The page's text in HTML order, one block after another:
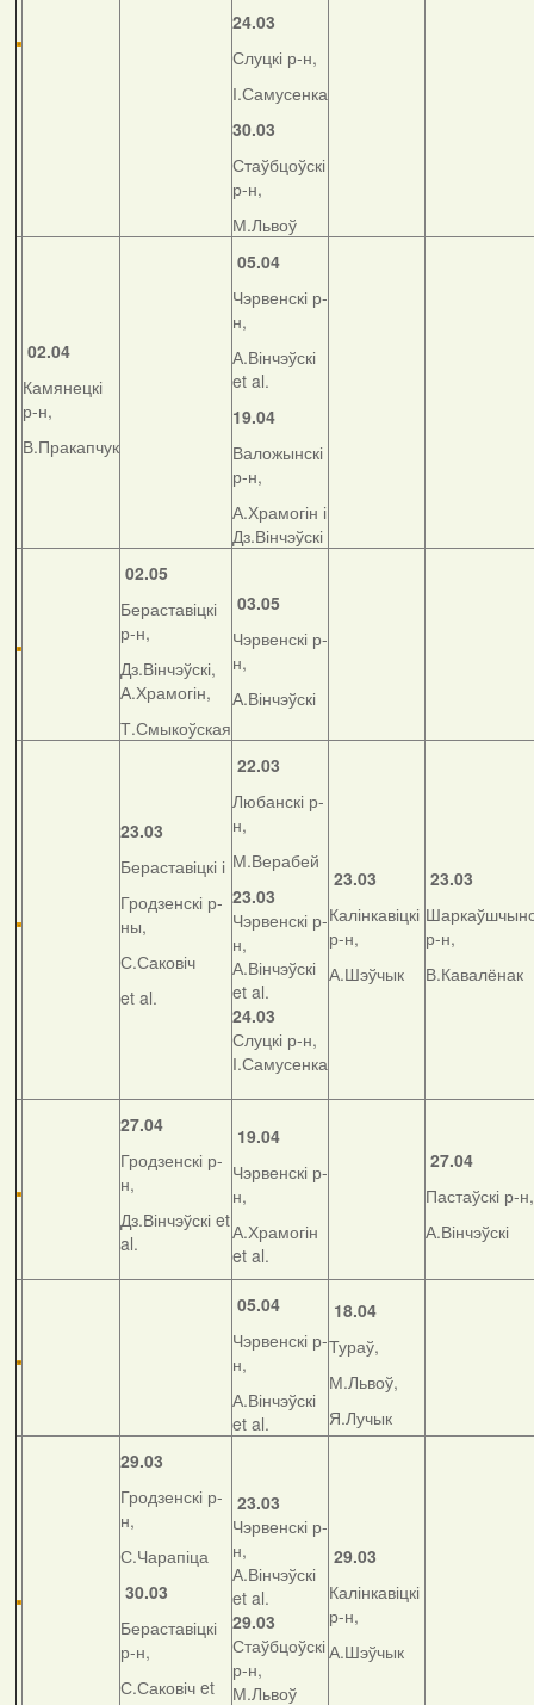
24.03
Слуцкі р-н,
І.Самусенка
30.03
Стаўбцоўскі
р-н,
М.Львоў
02.04
Камянецкі
р-н,
В.Пракапчук
05.04
Чэрвенскі р-
н,
А.Вінчэўскі
et al.
19.04
Валожынскі
р-н,
А.Храмогін і
Дз.Вінчэўскі
02.05
Бераставіцкі
р-н,
Дз.Вінчэўскі,
А.Храмогін,
Т.Смыкоўская
03.05
Чэрвенскі р-
н,
А.Вінчэўскі
23.03
Бераставіцкі і
Гродзенскі р-
ны,
С.Саковіч
et al.
22.03
Любанскі р-
н,
М.Верабей
23.03
Чэрвенскі р-
н,
А.Вінчэўскі
et al.
24.03
Слуцкі р-н,
І.Самусенка
23.03
Калінкавіцкі
р-н,
А.Шэўчык
23.03
р-н,
В.Кавалёнак
27.04
Гродзенскі р-
н,
Дз.Вінчэўскі et
al.
19.04
Чэрвенскі р-
н,
А.Храмогін
et al.
27.04
Пастаўскі р-н,
А.Вінчэўскі
05.04
Чэрвенскі р-
н,
А.Вінчэўскі
et al.
18.04
Тураў,
М.Львоў,
Я.Лучык
29.03
Гродзенскі р-
н,
С.Чарапіца
30.03
Бераставіцкі
р-н,
С.Саковіч et
23.03
Чэрвенскі р-
н,
А.Вінчэўскі
et al.
29.03
Стаўбцоўскі
р-н,
М.Львоў
29.03
Калінкавіцкі
р-н,
А.Шэўчык